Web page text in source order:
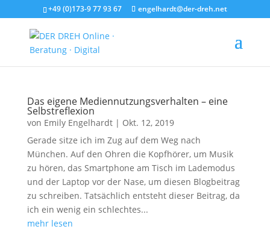
+49 (0)173-9 77 93 67 engelhardt@der-dreh.net
Das eigene Mediennutzungsverhalten – eine
Selbstreflexion
von Emily Engelhardt| Okt. 12, 2019
Gerade sitze ich im Zug auf dem Weg nach
München. Auf den Ohren die Kopfhörer, um Musik
zu hören, das Smartphone am Tisch im Lademodus
und der Laptop vor der Nase, um diesen Blogbeitrag
zu schreiben. Tatsächlich entsteht dieser Beitrag, da
ich ein wenig ein schlechtes...
mehr lesen